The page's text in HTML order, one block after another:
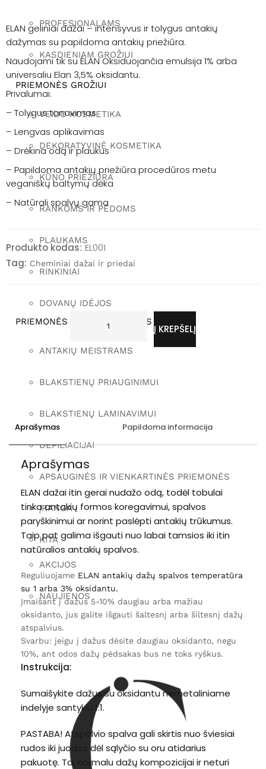
PROFESIONALAMS
KASDIENIAM GROŽIUI
PRIEMONĖS GROŽIUI
VEIDO KOSMETIKA
DEKORATYVINĖ KOSMETIKA
KŪNO PRIEŽIŪRA
RANKOMS IR PĖDOMS
PLAUKAMS
RINKINIAI
DOVANŲ IDĖJOS
PRIEMONĖS PROFESIONALAMS
ANTAKIŲ MEISTRAMS
BLAKSTIENŲ PRIAUGINIMUI
BLAKSTIENŲ LAMINAVIMUI
DEPILIACIJAI
APSAUGINĖS IR VIENKARTINĖS PRIEMONĖS
ĮRANGA
KITA
AKCIJOS
NAUJIENOS
ELAN geliniai dažai – intensyvus ir tolygus antakių
dažymas su papildoma antakių priežiūra.
Naudojami tik su ÉLANOksiduojančia emulsija 1% arba
universaliu Elan 3,5% oksidantu.
Privalumai:
– Tolygus tonavimas
– Lengvas aplikavimas
– Drėkina odą ir plaukus
– Papildoma antakių priežiūra procedūros metu
veganiškų baltymų dėka
– Natūrali spalvų gama
Produkto kodas: EL001
Tag: Cheminiai dažai ir priedai
k
i
s
A
G
E
L
N
A
D
A
Ž
I
T
A
U
P
E
2
M
Į KREPŠELĮ
Aprašymas Papildoma informacija
Aprašymas
ELAN dažai itin gerai nudažo odą, todėl tobulai
tinka antakių formos koregavimui, spalvos
paryškinimui ar norint paslėpti antakių trūkumus.
Taip pat galima išgauti nuo labai tamsios iki itin
natūralios antakių spalvos.
Reguliuojame ELAN antakių dažų spalvos temperatūra
su 1 arba 3% oksidantu.
Įmaišant į dažus 5-10% daugiau arba mažiau
oksidanto, jus galite išgauti šaltesnį arba šiltesnį dažų
atspalvius.
Svarbu: jeigu į dažus dėsite daugiau oksidanto, negu
10%, ant odos dažų pėdsakas bus ne toks ryškus.
Instrukcija:
Sumaišykite dažus su oksidantu nemetaliniame
indelyje santykiu 1:1.
PASTABA! Atspalvio spalva gali skirtis nuo šviesiai
rudos iki juodos dėl sąlyčio su oru atidarius
pakuotę. Tai normalu dažų kompozicijai ir neturi